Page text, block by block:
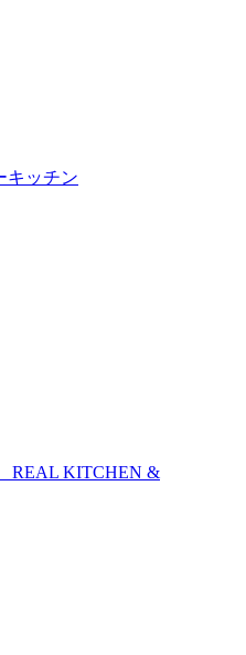
キッチン
REAL KITCHEN &